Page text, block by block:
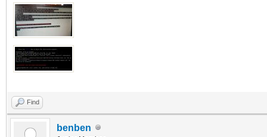
Find
benben